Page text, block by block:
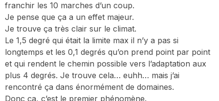
franchir les 10 marches d’un coup.
Je pense que ça a un effet majeur.
Je trouve ça très clair sur le climat.
Le 1,5 degré qui était la limite max il n’y a pas si
longtemps et les 0,1 degrés qu’on prend point par point
et qui rendent le chemin possible vers l’adaptation aux
plus 4 degrés. Je trouve cela… euhh… mais j’ai
rencontré ça dans énormément de domaines.
Donc ça, c’est le premier phénomène.